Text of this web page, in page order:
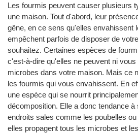
Les fourmis peuvent causer plusieurs
une maison. Tout d'abord, leur
gêne, en ce sens qu'elles envahissent
empêchent parfois de disposer de
souhaitez. Certaines espèces de
c'est-à-dire qu'elles ne peuvent ni vous
microbes dans votre maison. Mais ce
les fourmis qui vous envahissent. En
une espèce qui se nourrit
décomposition. Elle a donc tendance
endroits sales comme les poubelles
elles propagent tous les microbes et